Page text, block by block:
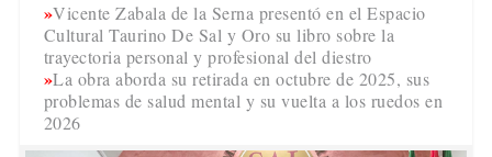
Vicente Zabala de la Serna presentó en el Espacio
Cultural Taurino De Sal y Oro su libro sobre la
trayectoria personal y profesional del diestro
La obra aborda su retirada en octubre de 2025, sus
problemas de salud mental y su vuelta a los ruedos en
2026